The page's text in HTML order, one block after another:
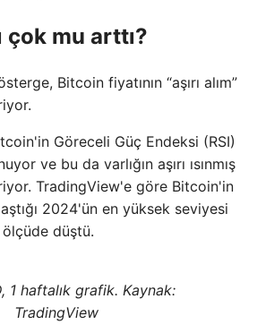
mu arttı?
Bitcoin fiyatının “aşırı alım”
Göreceli Güç Endeksi (RSI)
ve bu da varlığın aşırı ısınmış
TradingView'e göre Bitcoin'in
2024'ün en yüksek seviyesi
düştü.
1 haftalık grafik. Kaynak:
TradingView